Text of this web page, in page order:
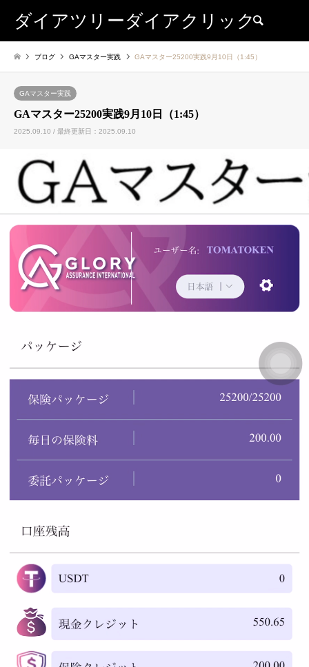
ダイアツリーダイアクリック
ブログ GAマスター実践 GAマスター25200実践9月10日（1:45）
GAマスター実践
GAマスター25200実践9月10日（1:45）
2025.09.10 / 最終更新日：2025.09.10